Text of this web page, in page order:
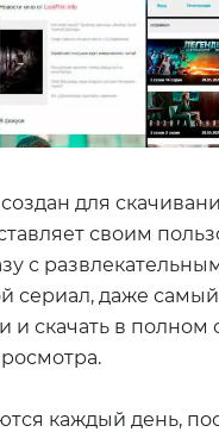
для
своим
с
сериал, даже
и скачать в полном
каждый день,